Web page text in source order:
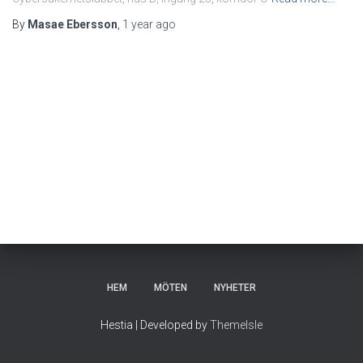
By Masae Ebersson 1 year ago
HEM MÖTEN NYHETER
Hestia | Developed byThemeIsle